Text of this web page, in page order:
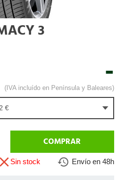
3
-
(IVA incluído en Península y Baleares)
€
COMPRAR
Sin stock Envío en 48h